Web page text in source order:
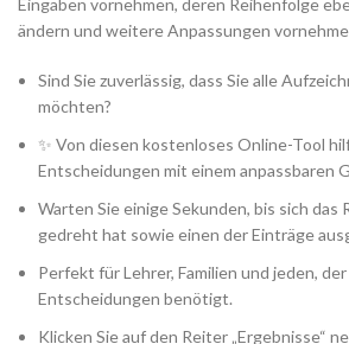
Eingaben vornehmen, deren Reihenfolge
ändern und weitere Anpassungen
Sind Sie zuverlässig, dass Sie alle
möchten?
✨ Von diesen kostenloses Online-Tool
Entscheidungen mit einem anpassbaren
Warten Sie einige Sekunden, bis sich das
gedreht hat sowie einen der Einträge
Perfekt für Lehrer, Familien und jeden,
Entscheidungen benötigt.
Klicken Sie auf den Reiter „Ergebnisse“